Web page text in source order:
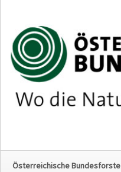
Österreichische Bundesforste